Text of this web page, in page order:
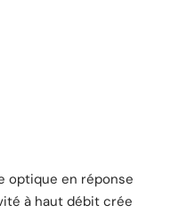
optique en réponse
à haut débit crée